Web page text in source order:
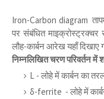
Iron-Carbon diagram
पर संबंधित माइक्रोस्ट्रक्चर
लौह-कार्बन आरेख यहाँ
निम्नलिखित चरण परिवर्तन में
L - लोहे में कार्बन का
δ-ferrite - लोहे में